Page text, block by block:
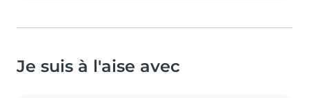
Je suis à l'aise avec